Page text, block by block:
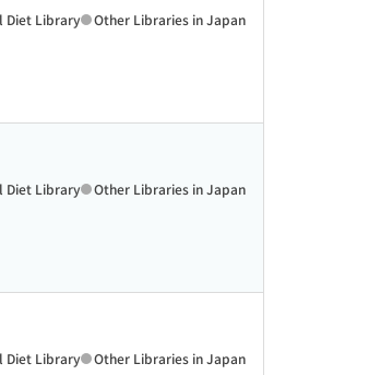
Diet Library Other Libraries in Japan
Diet Library Other Libraries in Japan
Diet Library Other Libraries in Japan